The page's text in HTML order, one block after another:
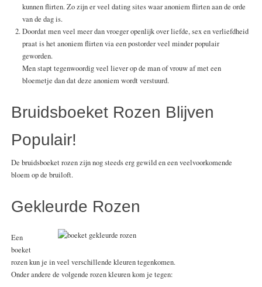
kunnen flirten. Zo zijn er veel dating sites waar anoniem flirten aan de orde
van de dag is.
Doordat men veel meer dan vroeger openlijk over liefde, sex en verliefdheid
praat is het anoniem flirten via een postorder veel minder populair
geworden.
Men stapt tegenwoordig veel liever op de man of vrouw af met een
bloemetje dan dat deze anoniem wordt verstuurd.
Bruidsboeket Rozen Blijven
Populair!
De bruidsboeket rozen zijn nog steeds erg gewild en een veelvoorkomende
bloem op de bruiloft.
Gekleurde Rozen
Een
boeket
rozen kun je in veel verschillende kleuren tegenkomen.
Onder andere de volgende rozen kleuren kom je tegen: